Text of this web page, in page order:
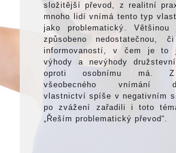
složitější převod, z realitní
mnoho lidí vnímá tento typ
jako problematický.
způsobeno nedostatečnou,
informovaností, v čem je to
výhody a nevýhody
oproti osobnímu má. Z
všeobecného vnímání
vlastnictví spíše v negativním
po zvážení zařadili i toto
„Řeším problematický převod“.